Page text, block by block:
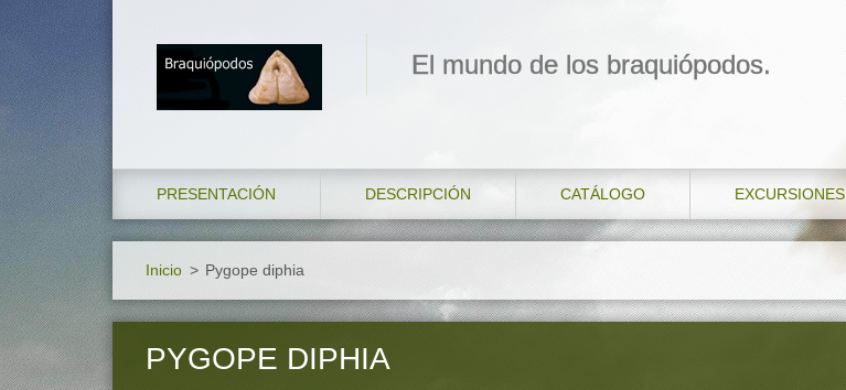
El mundo de los braquiópodos.
PRESENTACIÓN DESCRIPCIÓN CATÁLOGO EXCURSIONES
Inicio > Pygope diphia
PYGOPE DIPHIA